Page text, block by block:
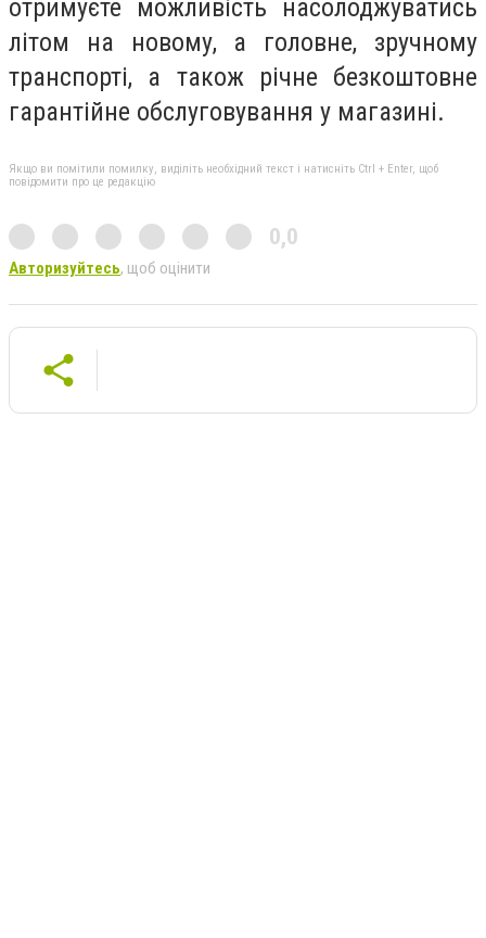
отримуєте можливість насолоджуватись
літом на новому, а головне, зручному
транспорті, а також річне безкоштовне
гарантійне обслуговування у магазині.
Якщо ви помітили помилку, виділіть необхідний текст і натисніть Ctrl + Enter, щоб
повідомити про це редакцію
0,0
Авторизуйтесь, щоб оцінити